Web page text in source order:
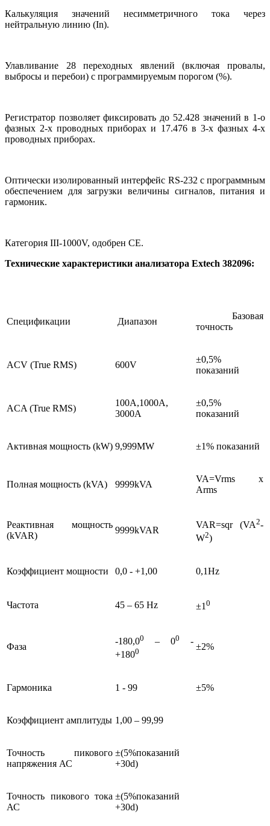
Калькуляция значений несимметричного тока через
нейтральную линию (In).
Улавливание 28 переходных явлений (включая провалы,
выбросы и перебои) с программируемым порогом (%).
Регистратор позволяет фиксировать до 52.428 значений в 1-о
фазных 2-х проводных приборах и 17.476 в 3-х фазных 4-х
проводных приборах.
Оптически изолированный интерфейс RS-232 с программным
обеспечением для загрузки величины сигналов, питания и
гармоник.
Категория III-1000V, одобрен СЕ.
Технические характеристики анализатора Extech 382096:
Спецификации Диапазон
Базовая
точность
ACV (True RMS) 600V
±0,5%
показаний
ACA (True RMS)
100A,1000A,
3000A
±0,5%
показаний
Активная мощность (kW) 9,999MW ±1% показаний
Полная мощность (kVA) 9999kVA
VA=Vrms x
Arms
Реактивная мощность
(kVAR)
9999kVAR
VAR=sqr (VA2-
W2)
Коэффициент мощности 0,0 - +1,00 0,1Hz
Частота 45 – 65 Hz ±1 0
Фаза
-180,00 – 00
-
+1800 ±2%
Гармоника 1 - 99 ±5%
Коэффициент амплитуды 1,00 – 99,99
Точность пикового
напряжения АС
±(5%показаний
+30d)
Точность пикового тока
АС
±(5%показаний
+30d)